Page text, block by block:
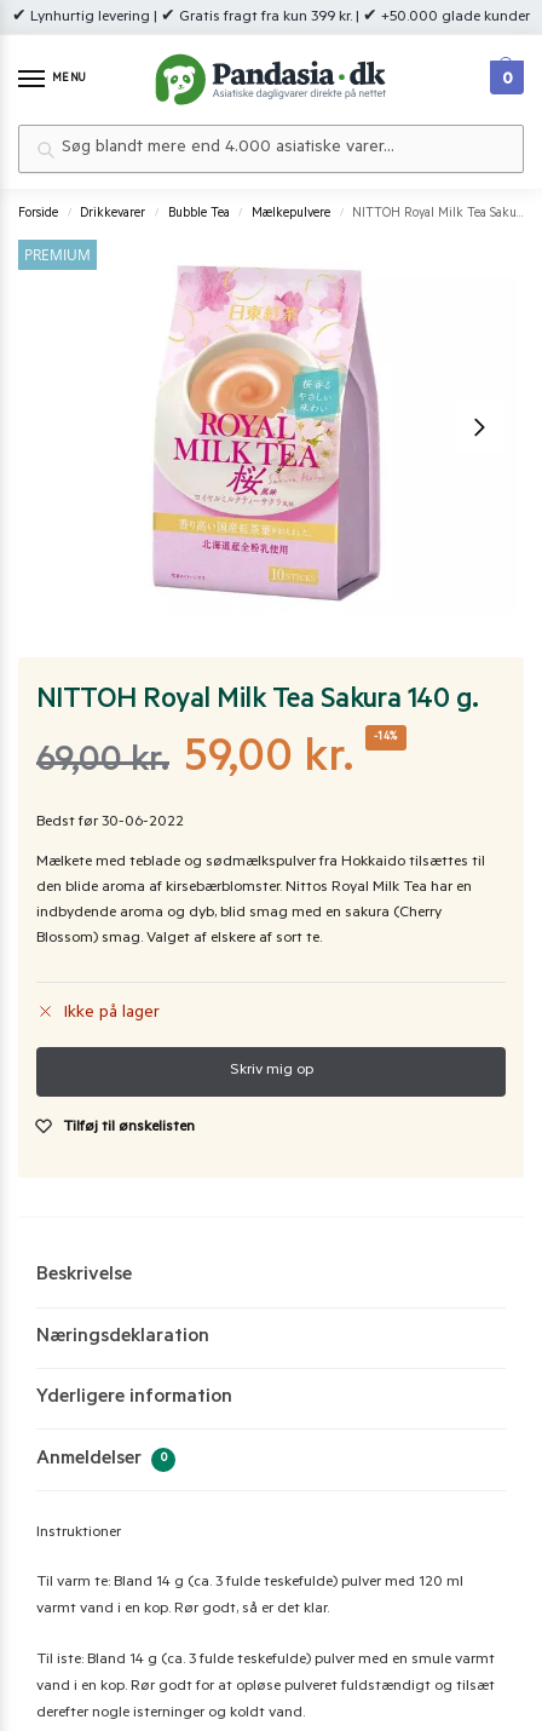
✔ Lynhurtig levering | ✔ Gratis fragt fra kun 399 kr. | ✔ +50.000 glade kunder
MENU 0
Forside / Drikkevarer / Bubble Tea / Mælkepulvere / NITTOH Royal Milk Tea Sakura 140 g.
PREMIUM
NITTOH Royal Milk Tea Sakura 140 g.
69,00kr. 59,00 kr. -14%
Bedst før 30-06-2022
Mælkete med teblade og sødmælkspulver fra Hokkaido tilsættes til
den blide aroma af kirsebærblomster. Nittos Royal Milk Tea har en
indbydende aroma og dyb, blid smag med en sakura (Cherry
Blossom) smag. Valget af elskere af sort te.
Ikke på lager
Tilføj til ønskelisten
Beskrivelse
Næringsdeklaration
Yderligere information
Anmeldelser 0
Instruktioner
Til varm te: Bland 14 g (ca. 3 fulde teskefulde) pulver med 120 ml
varmt vand i en kop. Rør godt, så er det klar.
Til iste: Bland 14 g (ca. 3 fulde teskefulde) pulver med en smule varmt
vand i en kop. Rør godt for at opløse pulveret fuldstændigt og tilsæt
derefter nogle isterninger og koldt vand.